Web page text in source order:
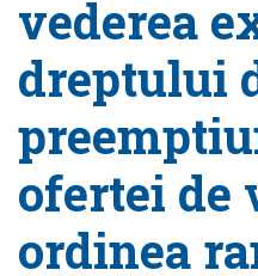
vederea
dreptului
ofertei de
ordinea